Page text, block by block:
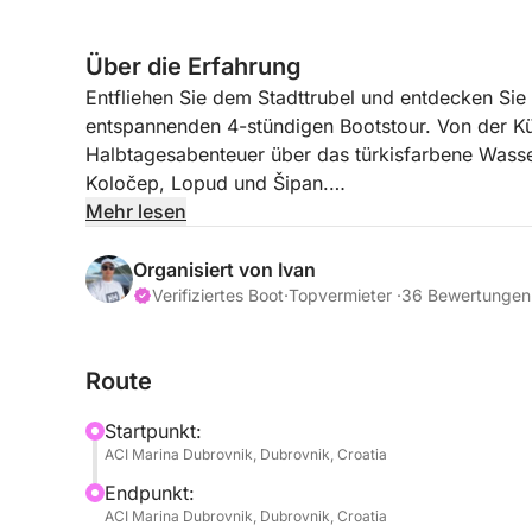
Über die Erfahrung
Entfliehen Sie dem Stadttrubel und entdecken
entspannenden 4-stündigen Bootstour. Von der
Halbtagesabenteuer über das türkisfarbene
Koločep, Lopud und Šipan.
zur Insel Koločep, der nächstgelegenen der
versteckte Höhlen und ihre friedliche
Die Tour führt weiter zur Insel Lopud, die für ihre
Sandstrände in der Region Dubrovnik, wo das
und Entspannen einlädt.
Zum Schluss steuert die Bootsfahrt die Insel
Mehr lesen
Organisiert von Ivan
Verifiziertes Boot·Topvermieter ·36 Bewertungen
Route
Startpunkt:
ACI Marina Dubrovnik, Dubrovnik, Croatia
Endpunkt:
ACI Marina Dubrovnik, Dubrovnik, Croatia